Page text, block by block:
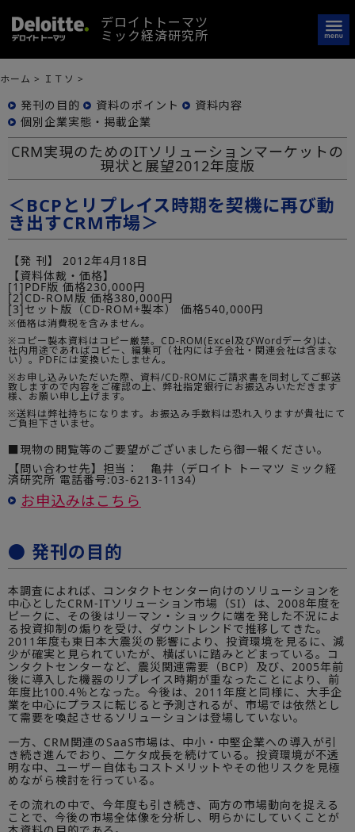
デロイトトーマツ
ミック経済研究所
ホーム > ＩＴソ >
発刊の目的 資料のポイント
資料内容
個別企業実態・掲載企業
CRM実現のためのITソリューションマーケットの
現状と展望2012年度版
＜BCPとリプレイス時期を契機に再び動
き出すCRM市場＞
【発 刊】
2012年4月18日
【資料体裁・価格】
[1]PDF版 価格230,000円
[2]CD-ROM版 価格380,000円
[3]セット版（CD-ROM+製本） 価格540,000円
※価格は消費税を含みません。
※コピー製本資料はコピー厳禁。CD-ROM(Excel及びWordデータ)は、
社内用途であればコピー、編集可（社内には子会社・関連会社は含まな
い）。PDFには変換いたしません。
※お申し込みいただいた際、資料/CD-ROMにご請求書を同封してご郵送
致しますので内容をご確認の上、弊社指定銀行にお振込みいただきます
様、お願い申し上げます。
※送料は弊社持ちになります。お振込み手数料は恐れ入りますが貴社にて
ご負担下さいませ。
■現物の閲覧等のご要望がございましたら御一報ください。
【問い合わせ先】担当： 亀井（デロイト トーマツ ミック経
済研究所 電話番号:03-6213-1134）
お申込みはこちら
● 発刊の目的
本調査によれば、コンタクトセンター向けのソリューションを
中心としたCRM-ITソリューション市場（SI）は、2008年度を
ピークに、その後はリーマン・ショックに端を発した不況によ
る投資抑制の煽りを受け、ダウントレンドで推移してきた。
2011年度も東日本大震災の影響により、投資環境を見るに、減
少が確実と見られていたが、横ばいに踏みとどまっている。コ
ンタクトセンターなど、震災関連需要（BCP）及び、2005年前
後に導入した機器のリプレイス時期が重なったことにより、前
年度比100.4％となった。今後は、2011年度と同様に、大手企
業を中心にプラスに転じると予測されるが、市場では依然とし
て需要を喚起させるソリューションは登場していない。
一方、CRM関連のSaaS市場は、中小・中堅企業への導入が引
き続き進んでおり、二ケタ成長を続けている。投資環境が不透
明な中、ユーザー自体もコストメリットやその他リスクを見極
めながら検討を行っている。
その流れの中で、今年度も引き続き、両方の市場動向を捉える
ことで、今後の市場全体像を分析し、明らかにしていくことが